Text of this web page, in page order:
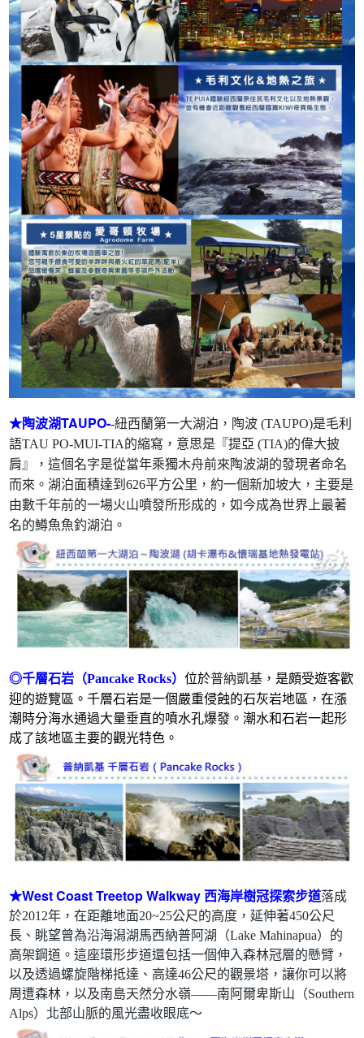
★陶波湖TAUPO--紐西蘭第一大湖泊，陶波 (TAUPO)是毛利
語TAU PO-MUI-TIA的縮寫，意思是『提亞 (TIA)的偉大披
肩』，這個名字是從當年乘獨木舟前來陶波湖的發現者命名
而來。湖泊面積達到626平方公里，約一個新加坡大，主要是
由數千年前的一場火山噴發所形成的，如今成為世界上最著
名的鱒魚魚釣湖泊。
◎千層石岩（Pancake Rocks）位於普納凱基 ，是頗受遊客歡
迎的遊覽區。千層石岩是一個嚴重侵蝕的石灰岩地區，在漲
潮時分海水通過大量垂直的噴水孔爆發。潮水和石岩一起形
成了該地區主要的觀光特色。
★West Coast Treetop Walkway 西海岸樹冠探索步道落成
於2012年，在距離地面20~25公尺的高度，延伸著450公尺
長、眺望曾為沿海潟湖馬西納普阿湖（Lake Mahinapua）的
高架鋼道。這座環形步道還包括一個伸入森林冠層的懸臂，
以及透過螺旋階梯抵達、高達46公尺的觀景塔，讓你可以將
周遭森林，以及南島天然分水嶺——南阿爾卑斯山（Southern
Alps）北部山脈的風光盡收眼底～